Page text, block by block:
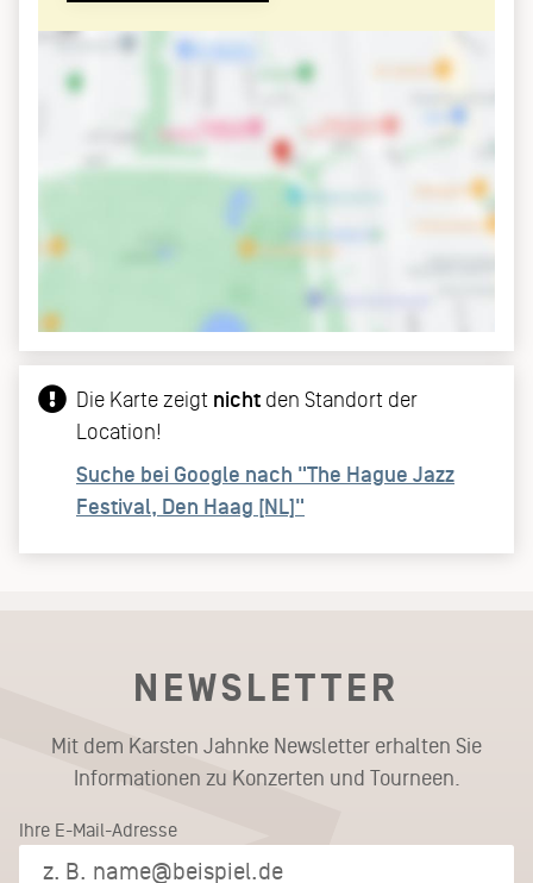
Die Karte zeigt nicht den Standort der
Location!
Suche bei Google nach "The Hague Jazz
Festival, Den Haag [NL]"
NEWSLETTER
Mit dem Karsten Jahnke Newsletter erhalten Sie
Informationen zu Konzerten und Tourneen.
Ihre E-Mail-Adresse